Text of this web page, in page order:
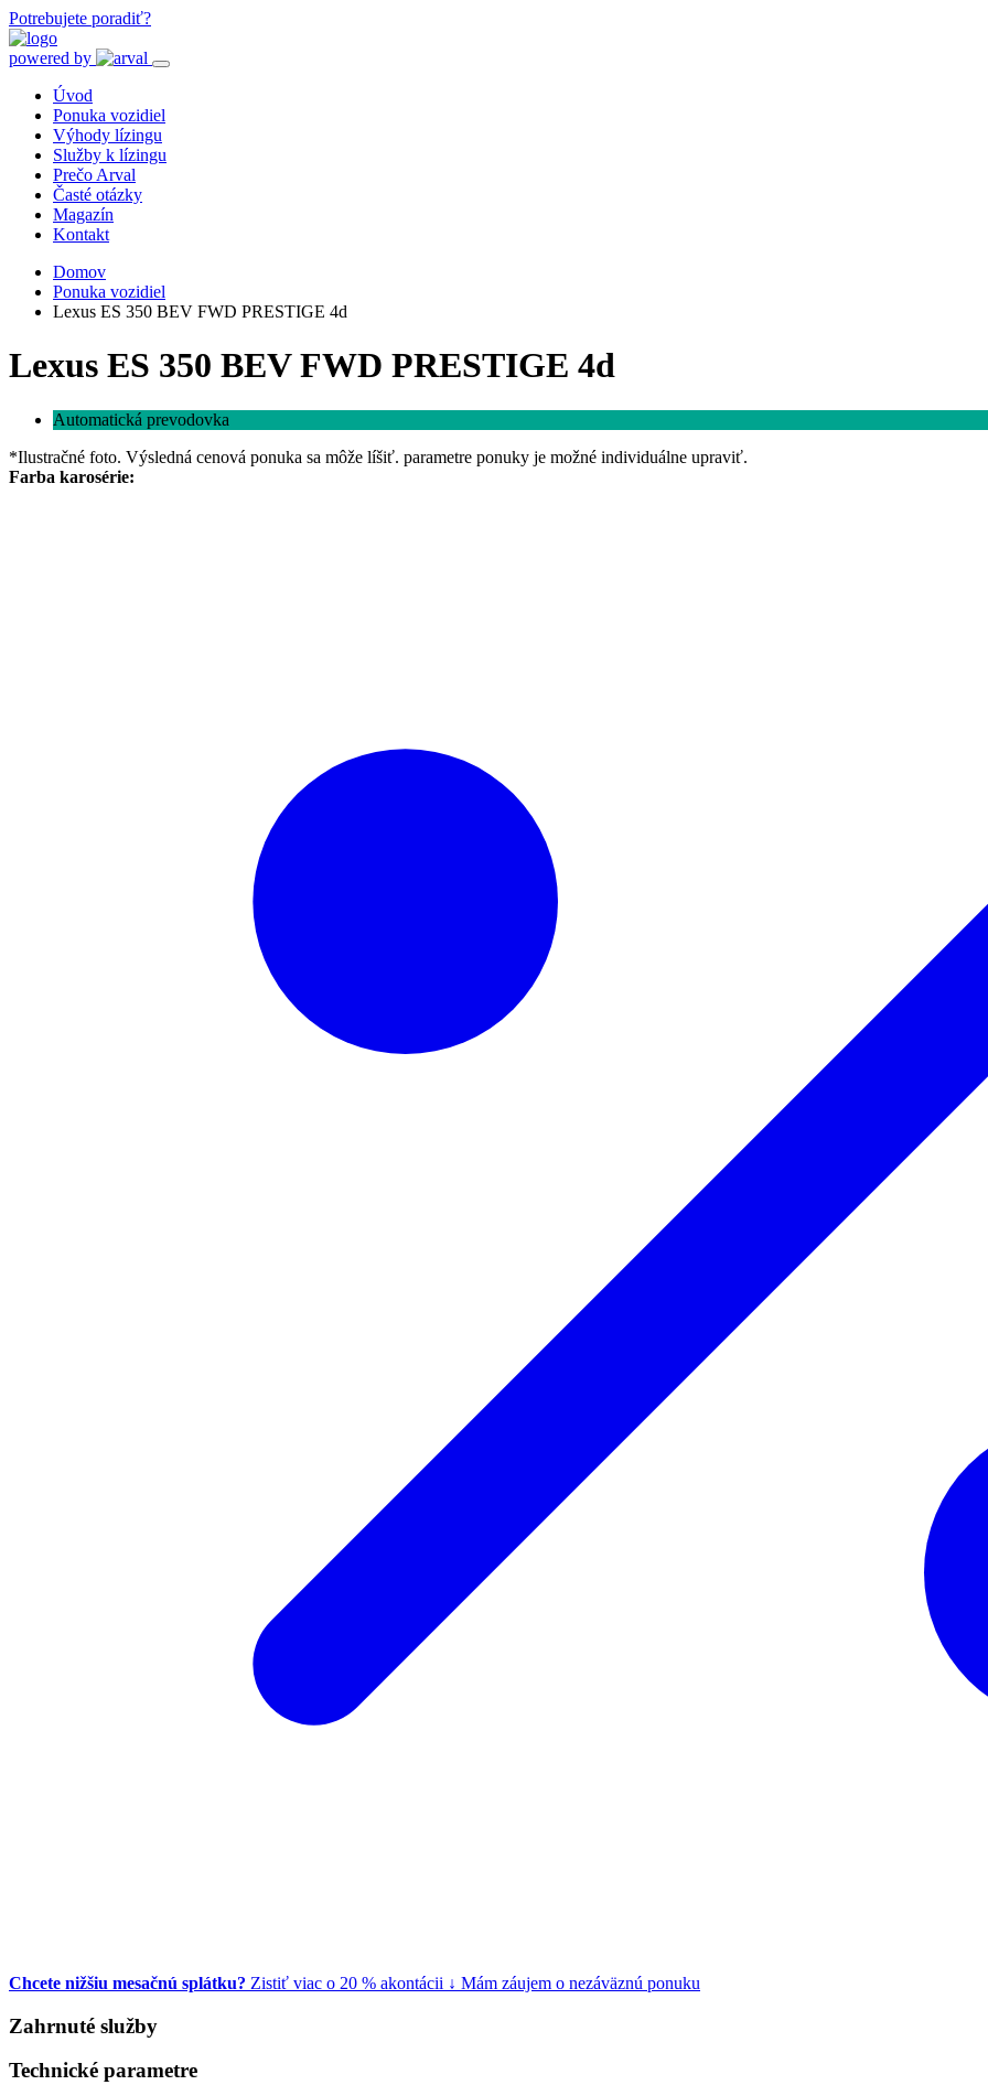
Potrebujete poradiť?
powered by
Úvod
Ponuka vozidiel
Výhody lízingu
Služby k lízingu
Prečo Arval
Časté otázky
Magazín
Kontakt
Domov
Ponuka vozidiel
Lexus ES 350 BEV FWD PRESTIGE 4d
Lexus ES 350 BEV FWD PRESTIGE 4d
Automatická prevodovka
*Ilustračné foto. Výsledná cenová ponuka sa môže líšiť. parametre ponuky je možné individuálne upraviť.
Farba karosérie:
Chcete nižšiu mesačnú splátku? Zistiť viac o 20 % akontácii ↓ Mám záujem o nezáväznú ponuku
Zahrnuté služby
Technické parametre